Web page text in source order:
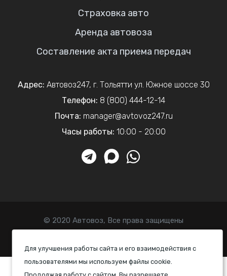
Для улучшения работы сайта и его взаимодействия с
пользователями мы используем файлы cookie.
Страховка авто
Аренда автовоза
Составление акта приема передач
Адрес: Автовоз247, г. Тольятти ул. Южное шоссе 30
Телефон: 8 (800) 444-12-14
Почта: manager@avtovoz247.ru
Часы работы: 10:00 - 20:00
© 2020 Автовоз, Все права защищены